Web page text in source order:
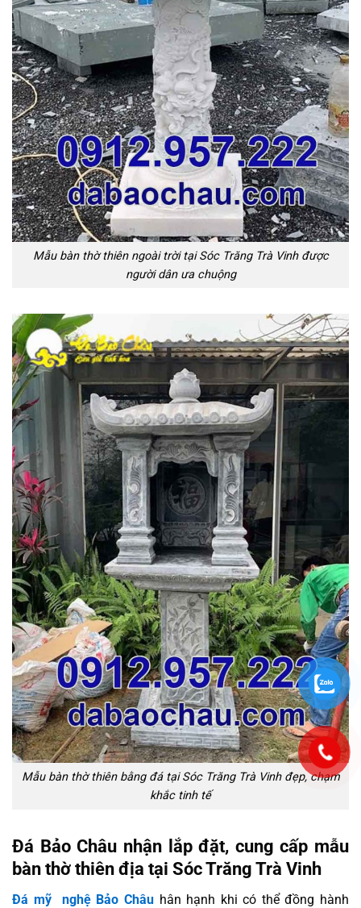
Mẫu bàn thờ thiên ngoài trời tại Sóc Trăng Trà Vinh được
người dân ưa chuộng
Mẫu bàn thờ thiên bằng đá tại Sóc Trăng Trà Vinh đẹp, chạm
khắc tinh tế
Đá Bảo Châu nhận lắp đặt, cung cấp mẫu
bàn thờ thiên địa tại Sóc Trăng Trà Vinh
Đá mỹ nghệ Bảo Châuhân hạnh khi có thể đồng hành